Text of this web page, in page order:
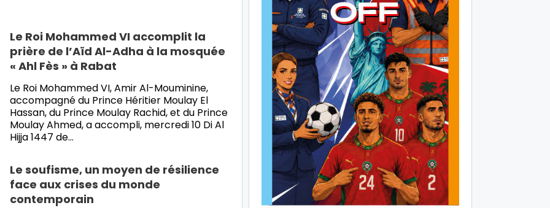
Le Roi Mohammed VI accomplit la
prière de l’Aïd Al-Adha à la mosquée
« Ahl Fès » à Rabat
Le Roi Mohammed VI, Amir Al-Mouminine,
accompagné du Prince Héritier Moulay El
Hassan, du Prince Moulay Rachid, et du Prince
Moulay Ahmed, a accompli, mercredi 10 Di Al
Hijja 1447 de…
Le soufisme, un moyen de résilience
face aux crises du monde
contemporain